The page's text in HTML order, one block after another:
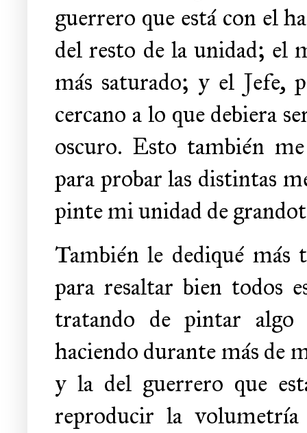
guerrero que está con el
del resto de la unidad; el
más saturado; y el Jefe,
cercano a lo que debiera
oscuro. Esto también
para probar las distintas
pinte mi unidad de
También le dediqué
para resaltar bien todos
tratando de pintar algo
haciendo durante más de
y la del guerrero que
reproducir la